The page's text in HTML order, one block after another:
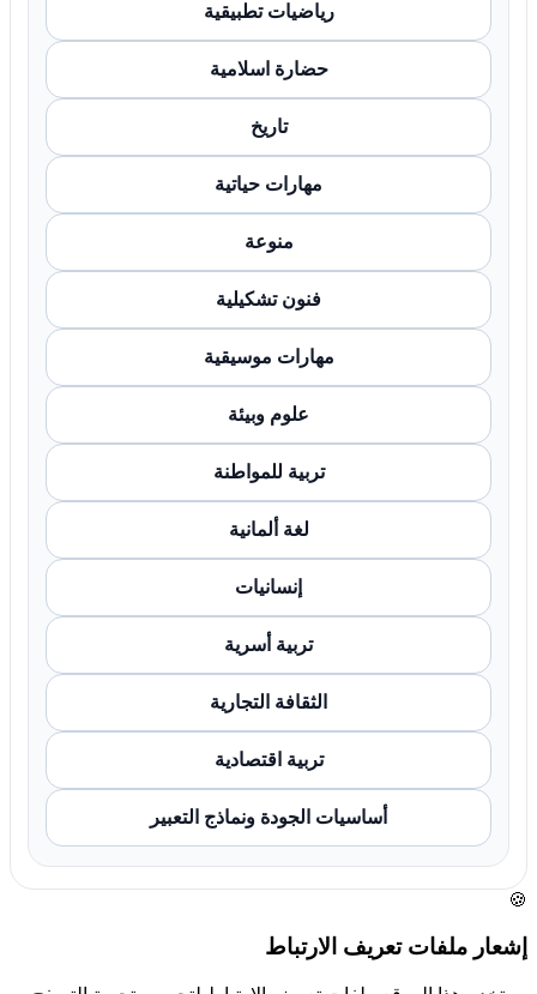
رياضيات تطبيقية
حضارة اسلامية
تاريخ
مهارات حياتية
منوعة
فنون تشكيلية
مهارات موسيقية
علوم وبيئة
تربية للمواطنة
لغة ألمانية
إنسانيات
تربية أسرية
الثقافة التجارية
تربية اقتصادية
أساسيات الجودة ونماذج التعبير
🍪
إشعار ملفات تعريف الارتباط